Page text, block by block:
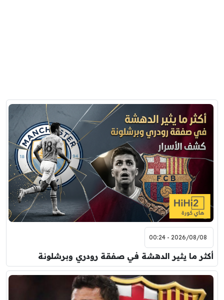
2026/08/08 - 00:24
أكثر ما يثير الدهشة في صفقة رودري وبرشلونة